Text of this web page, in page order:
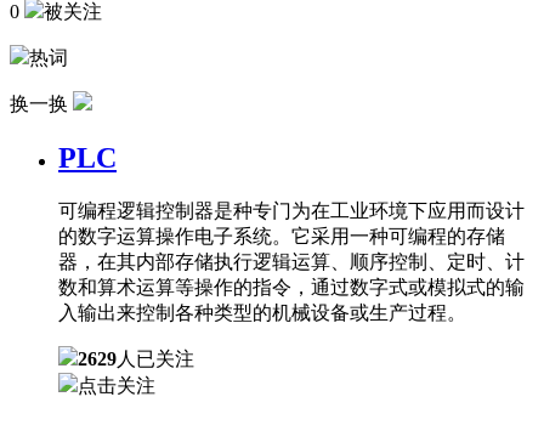
0 被关注
热词
换一换
PLC
可编程逻辑控制器是种专门为在工业环境下应用而设计
的数字运算操作电子系统。它采用一种可编程的存储
器，在其内部存储执行逻辑运算、顺序控制、定时、计
数和算术运算等操作的指令，通过数字式或模拟式的输
入输出来控制各种类型的机械设备或生产过程。
2629人已关注
点击关注